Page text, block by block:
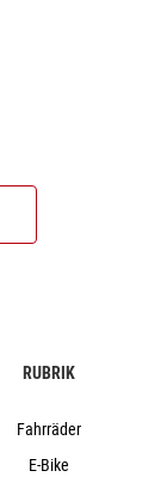
RUBRIK
Fahrräder
E-Bike